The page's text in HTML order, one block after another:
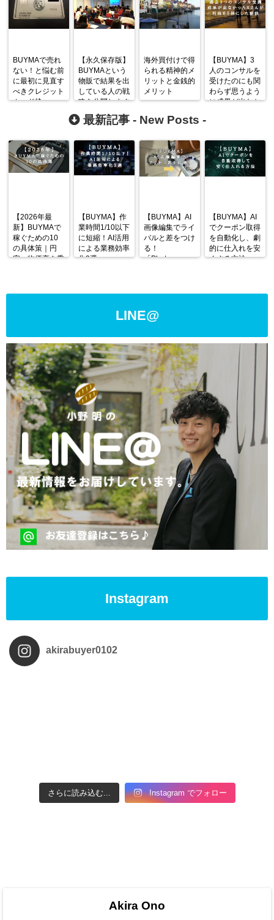
BUYMAで売れ
ない！と悩む前
に最初に見直す
べきクレジット
カード枠
【永久保存版】
BUYMAという
物販で結果を出
している人の戦
略を公開します
海外買付けで得
られる精神的メ
リットと金銭的
メリット
【BUYMA】3
人のコンサルを
受けたのにも関
わらず思うよう
に成果が出なか
にできた理由と
秘訣
最新記事 - New Posts -
【2026年最
新】BUYMAで
稼ぐための10
の具体策｜円
安・物価高を乗
【BUYMA】作
業時間1/10以下
に短縮！AI活用
による業務効率
化3選
【BUYMA】AI
画像編集でライ
バルと差をつけ
る！
「Photoroom」
【BUYMA】AI
でクーポン取得
を自動化し、劇
的に仕入れを安
くする方法
LINE@
Instagram
akirabuyer0102
さらに読み込む... Instagram でフォロー
Akira Ono